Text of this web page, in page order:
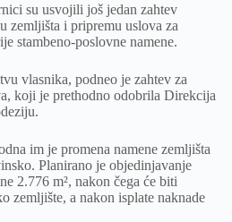
su usvojili još jedan zahtev
zemljišta i pripremu uslova za
stambeno-poslovne namene.
vlasnika, podneo je zahtev za
koji je prethodno odobrila Direkcija
im je promena namene zemljišta
Planirano je objedinjavanje
2.776 m², nakon čega će biti
zemljište, a nakon isplate naknade